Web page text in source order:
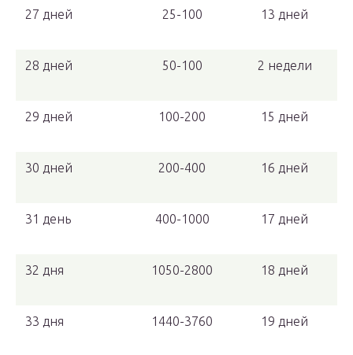
27 дней 25-100 13 дней
28 дней 50-100 2 недели
29 дней 100-200 15 дней
30 дней 200-400 16 дней
31 день 400-1000 17 дней
32 дня 1050-2800 18 дней
33 дня 1440-3760 19 дней